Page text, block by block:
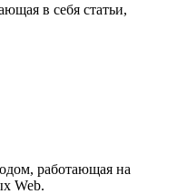
в себя статьи,
работающая на
Web.